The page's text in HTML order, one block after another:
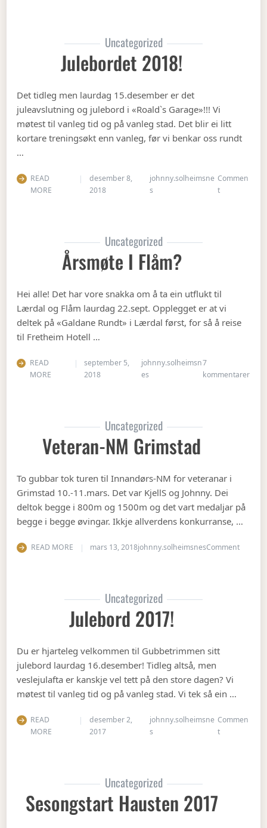
Uncategorized
Julebordet 2018!
Det tidleg men laurdag 15.desember er det
juleavslutning og julebord i «Roald`s Garage»!!! Vi
møtest til vanleg tid og på vanleg stad. Det blir ei litt
kortare treningsøkt enn vanleg, før vi benkar oss rundt
…
READ
MORE
desember 8,
2018
johnny.solheimsne
s
Commen
ton Julebordet
Uncategorized
Årsmøte I Flåm?
Hei alle! Det har vore snakka om å ta ein utflukt til
Lærdal og Flåm laurdag 22.sept. Opplegget er at vi
deltek på «Galdane Rundt» i Lærdal først, for så å reise
til Fretheim Hotell …
READ
MORE
september 5,
2018
johnny.solheimsn
es
7
kommentarertil
Uncategorized
Veteran-NM Grimstad
To gubbar tok turen til Innandørs-NM for veteranar i
Grimstad 10.-11.mars. Det var KjellS og Johnny. Dei
deltok begge i 800m og 1500m og det vart medaljar på
begge i begge øvingar. Ikkje allverdens konkurranse, …
READ MORE mars 13, 2018johnny.solheimsnesCommenton
Uncategorized
Julebord 2017!
Du er hjarteleg velkommen til Gubbetrimmen sitt
julebord laurdag 16.desember! Tidleg altså, men
veslejulafta er kanskje vel tett på den store dagen? Vi
møtest til vanleg tid og på vanleg stad. Vi tek så ein …
READ
MORE
desember 2,
2017
johnny.solheimsne
s
Commen
ton Julebord
Uncategorized
Sesongstart Hausten 2017